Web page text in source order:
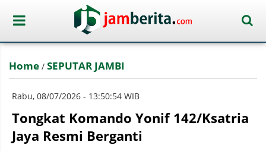
Home / SEPUTAR JAMBI
Rabu, 08/07/2026 - 13:50:54 WIB
Tongkat Komando Yonif 142/Ksatria
Jaya Resmi Berganti